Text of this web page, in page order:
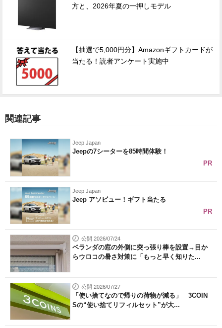
方と、2026年夏の一押しモデル
【抽選で5,000円分】Amazonギフトカードが
当たる！読者アンケート実施中
関連記事
Jeep Japan
Jeepの7シーターを85時間体験！
PR
Jeep Japan
Jeep アソビュー！ギフト当たる
PR
公開 2026/07/24
ベランダの窓の外側に突っ張り棒を設置→目か
らウロコの暑さ対策に「もっと早く知りた...
公開 2026/07/27
「使い捨てなので帰りの荷物が減る」 3COIN
Sの“使い捨てリフィルセット”が大...